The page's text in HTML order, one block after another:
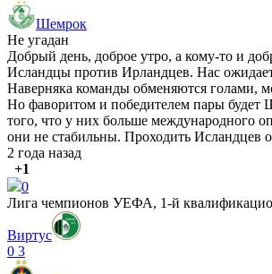
Шемрок
Не угадан
Добрый день, доброе утро, а кому-то и
Исландцы против Ирландцев. Нас
Наверняка команды обменяются голами,
Но фаворитом и победителем пары будет
того, что у них больше международного
они не стабильны. Проходить Исландцев
2 года назад
+1
0
Лига чемпионов УЕФА, 1-й
Виртус
0 3